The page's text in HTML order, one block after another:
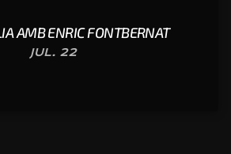
AMB ENRIC FONTBERNAT
JUL. 22